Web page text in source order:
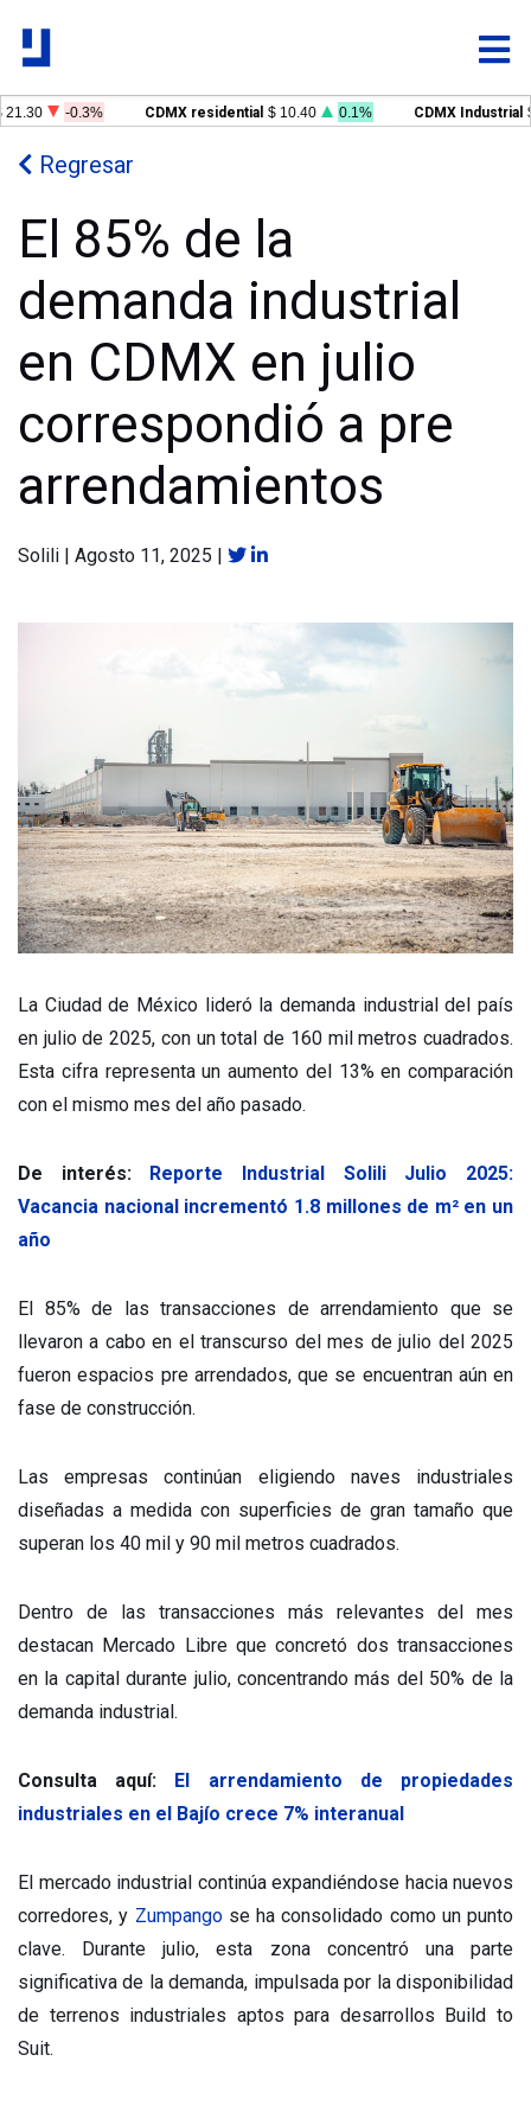
-0.3% CDMX residential $ 10.40 0.1% CDMX Industrial $
Regresar
El 85% de la
demanda industrial
en CDMX en julio
correspondió a pre
arrendamientos
Solili | Agosto 11, 2025 |
La Ciudad de México lideró la demanda industrial del país
en julio de 2025, con un total de 160 mil metros cuadrados.
Esta cifra representa un aumento del 13% en comparación
con el mismo mes del año pasado.
De interés: Reporte Industrial Solili Julio 2025:
Vacancia nacional incrementó 1.8 millones de m² en un
año
El 85% de las transacciones de arrendamiento que se
llevaron a cabo en el transcurso del mes de julio del 2025
fueron espacios pre arrendados, que se encuentran aún en
fase de construcción.
Las empresas continúan eligiendo naves industriales
diseñadas a medida con superficies de gran tamaño que
superan los 40 mil y 90 mil metros cuadrados.
Dentro de las transacciones más relevantes del mes
destacan Mercado Libre que concretó dos transacciones
en la capital durante julio, concentrando más del 50% de la
demanda industrial.
Consulta aquí: El arrendamiento de propiedades
industriales en el Bajío crece 7% interanual
El mercado industrial continúa expandiéndose hacia nuevos
corredores, y Zumpangose ha consolidado como un punto
clave. Durante julio, esta zona concentró una parte
significativa de la demanda, impulsada por la disponibilidad
de terrenos industriales aptos para desarrollos Build to
Suit.